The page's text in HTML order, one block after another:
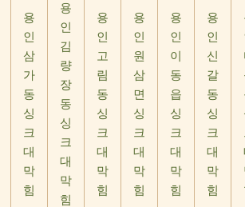
용
인
삼
가
동
싱
크
대
막
힘
용
인
김
량
장
동
싱
크
대
막
힘
용
인
고
림
동
싱
크
대
막
힘
용
인
원
삼
면
싱
크
대
막
힘
용
인
이
동
읍
싱
크
대
막
힘
용
인
신
갈
동
싱
크
대
막
힘